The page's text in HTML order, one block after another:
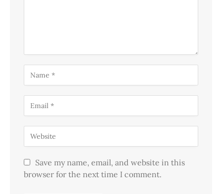
Save my name, email, and website in this
browser for the next time I comment.